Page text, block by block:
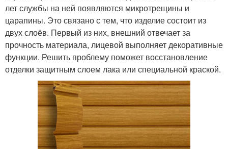
лет службы на ней появляются микротрещины и
царапины. Это связано с тем, что изделие состоит из
двух слоёв. Первый из них, внешний отвечает за
прочность материала, лицевой выполняет декоративные
функции. Решить проблему поможет восстановление
отделки защитным слоем лака или специальной краской.